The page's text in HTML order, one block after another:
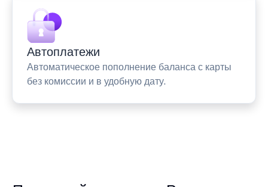
Автоплатежи
Автоматическое пополнение баланса с карты
без комиссии и в удобную дату.